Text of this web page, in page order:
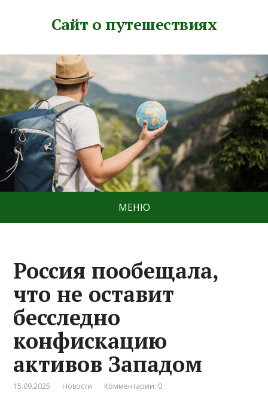
Сайт о путешествиях
МЕНЮ
Россия пообещала,
что не оставит
бесследно
конфискацию
активов Западом
15.09.2025 Новости Комментарии: 0